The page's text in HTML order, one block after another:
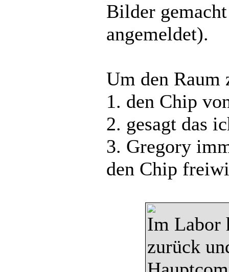
Bilder
angemeldet).
Um den Raum
1. den Chip
2. gesagt das
3. Gregory
den Chip
Im Labor
zurück